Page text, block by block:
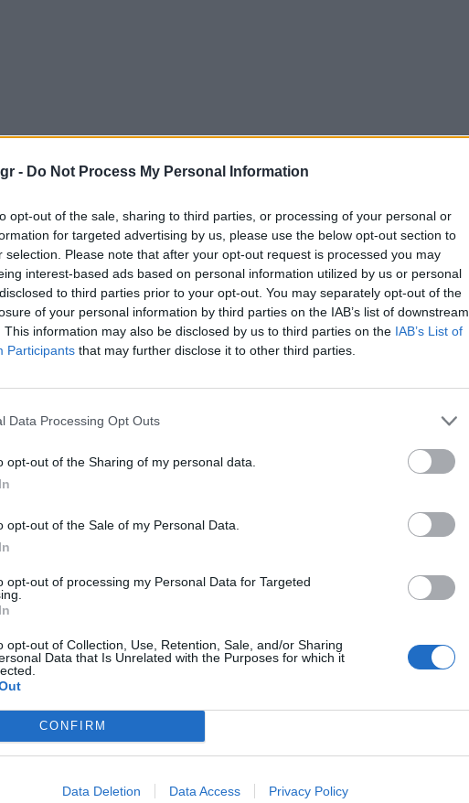
- Do Not Process My Personal Information
opt-out of the sale, sharing to third parties, or processing of your personal or
for targeted advertising by us, please use the below opt-out section to
selection. Please note that after your opt-out request is processed you may
interest-based ads based on personal information utilized by us or personal
to third parties prior to your opt-out. You may separately opt-out of the
of your personal information by third parties on the IAB’s list of downstream
This information may also be disclosed by us to third parties on the IAB’s List of
Participants that may further disclose it to other third parties.
Data Processing Opt Outs
opt-out of the Sharing of my personal data.
opt-out of the Sale of my Personal Data.
opt-out of processing my Personal Data for Targeted
opt-out of Collection, Use, Retention, Sale, and/or Sharing
Data that Is Unrelated with the Purposes for which it
CONFIRM
Data Deletion Data Access Privacy Policy
αναμένεται να γίνει η πιο δημοφιλής
ισχυρίστηκε οι αγγλικοί υπότιτλοι
σεναρίου. Η Mayer, η οποία μιλά άπταιστα
είναι τόσο καλά γραμμένοι, και τίποτα από
συμπεριλαμβανομένου ενός όπου η Han
προσπαθεί να πείσει τους υπόλοιπους
της. Η λεζάντα γράφει: “Δεν είμαι ιδιοφυΐα,
ωστόσο είναι: “Είμαι πολύ έξυπνη – απλώς
Αυτό είναι σημαντικό γιατί δείχνει ένα